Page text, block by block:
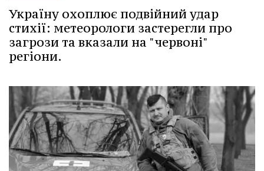
Україну охоплює подвійний удар
стихії: метеорологи застерегли про
загрози та вказали на "червоні"
регіони.